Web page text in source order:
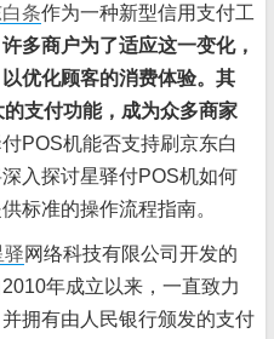
条作为一种新型信用支付工
许多商户为了适应这一变化，
优化顾客的消费体验。其
支付功能，成为众多商家
POS机能否支持刷京东白
入探讨星驿付POS机如何
标准的操作流程指南。
驿网络科技有限公司开发的
年成立以来，一直致力
拥有由人民银行颁发的支付